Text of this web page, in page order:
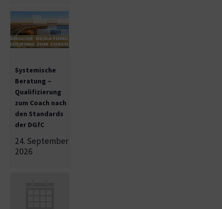
Systemische
Beratung –
Qualifizierung
zum Coach nach
den Standards
der DGfC
24. September
2026